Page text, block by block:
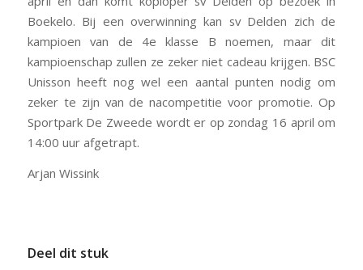
Boekelo. Bij een overwinning kan sv Delden zich de
kampioen van de 4e klasse B noemen, maar dit
kampioenschap zullen ze zeker niet cadeau krijgen. BSC
Unisson heeft nog wel een aantal punten nodig om
zeker te zijn van de nacompetitie voor promotie. Op
Sportpark De Zweede wordt er op zondag 16 april om
14:00 uur afgetrapt.
Arjan Wissink
Deel dit stuk